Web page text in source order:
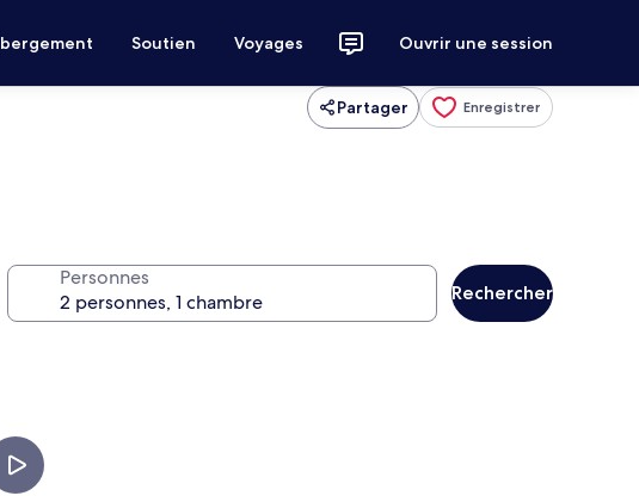
Soutien Voyages Ouvrir une session
Partager Enregistrer
Personnes
Rechercher